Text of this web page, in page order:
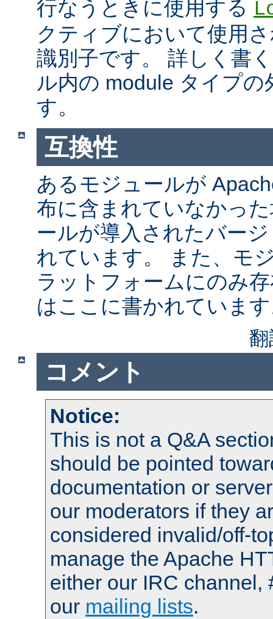
行なうときに使用する
クティブにおいて使用
識別子です。 詳しく書
ル内の module タイプの
す。
互換性
あるモジュールが
布に含まれていなかっ
ールが導入されたバー
れています。 また、モ
ラットフォームにのみ
はここに書かれていま
コメント
Notice:
This is not a Q&A
should be pointed
documentation or
our moderators if they
considered invalid/off-
manage the Apache
either our IRC channel,
our mailing lists.